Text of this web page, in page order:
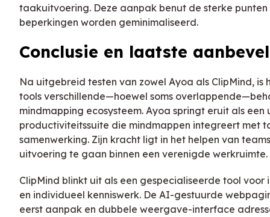
taakuitvoering. Deze aanpak benut de sterke
beperkingen worden geminimaliseerd.
Conclusie en laatste
Na uitgebreid testen van zowel Ayoa als ClipMind,
tools verschillende—hoewel soms
mindmapping ecosysteem. Ayoa springt eruit als
productiviteitssuite die mindmappen integreert met
samenwerking. Zijn kracht ligt in het helpen van
uitvoering te gaan binnen een verenigde werkruimte.
ClipMind blinkt uit als een gespecialiseerde tool
en individueel kenniswerk. De AI-gestuurde
eerst aanpak en dubbele weergave-interface